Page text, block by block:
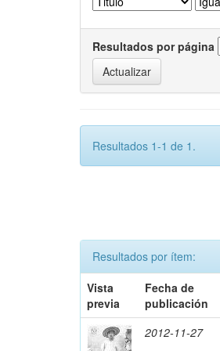
Resultados por página
Resultados 1-1 de 1.
Resultados por ítem:
Vista
previa
Fecha de
publicación
2012-11-27